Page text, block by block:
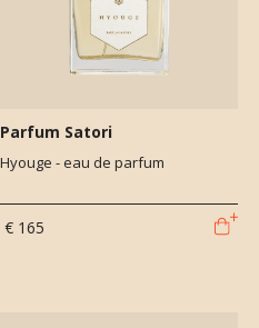
Parfum Satori
Hyouge - eau de parfum
€ 165